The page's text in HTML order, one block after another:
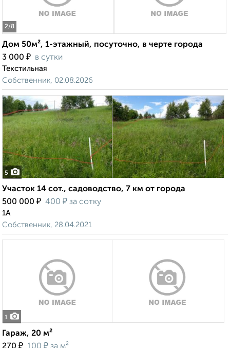
2/8
Дом 50м², 1-этажный, посуточно, в черте города
3 000 ₽ в сутки
Текстильная
Собственник, 02.08.2026
5
Участок 14 сот., садоводство, 7 км от города
500 000 ₽ 400 ₽ за сотку
1А
Собственник, 28.04.2021
1
Гараж, 20 м²
₽ ₽